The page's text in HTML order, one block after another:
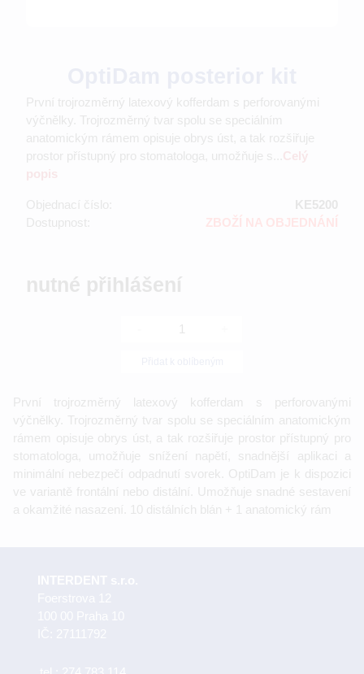
První trojrozměrný latexový kofferdam s perforovanými
výčnělky. Trojrozměrný tvar spolu se speciálním
anatomickým rámem opisuje obrys úst, a tak rozšiřuje
prostor přístupný pro stomatologa, umožňuje s...
Objednací číslo:
KE5200
Dostupnost:
ZBOŽÍ NA OBJEDNÁNÍ
nutné přihlášení
První trojrozměrný latexový kofferdam s perforovanými
výčnělky. Trojrozměrný tvar spolu se speciálním anatomickým
rámem opisuje obrys úst, a tak rozšiřuje prostor přístupný pro
stomatologa, umožňuje snížení napětí, snadnější aplikaci a
minimální nebezpečí odpadnutí svorek. OptiDam je k dispozici
ve variantě frontální nebo distální. Umožňuje snadné sestavení
a okamžité nasazení. 10 distálních blán + 1 anatomický rám